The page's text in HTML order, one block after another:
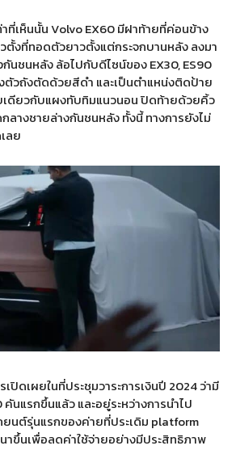
ที่เห็นนั้น Volvo EX60 มีฝาท้ายที่ค่อนข้าง
งที่ทอดตัวยาวตั้งแต่กระจกบานหลัง ลงมา
นชนหลัง ล้อไปกับดีไซน์ของ EX30, ES90
ตัวถังตัดด้วยสีดำ และเป็นตำแหน่งติดป้าย
เดียวกับแผงทับทิมแนวนอน ปิดท้ายด้วยคิ้ว
ลางชายล่างกันชนหลัง ทั้งนี้ ทางการยังไม่
ลย
ปิดเผยในที่ประชุมวาระการเงินปี 2024 ว่ามี
นแรกขึ้นแล้ว และอยู่ระหว่างการนำไป
นต์รุ่นแรกของค่ายที่ประเดิม platform
ขึ้นเพื่อลดค่าใช้จ่ายอย่างมีประสิทธิภาพ